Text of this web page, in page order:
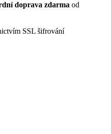
doprava zdarma od
SSL šifrování